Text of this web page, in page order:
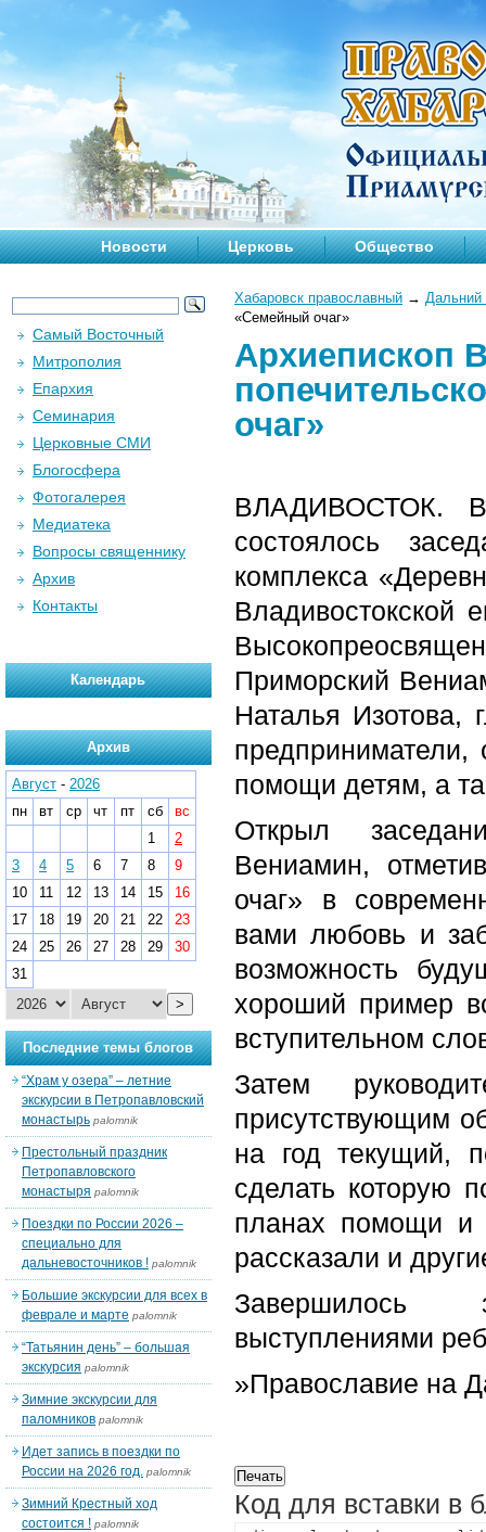
Новости Церковь Общество
Хабаровск православный → Дальний
«Семейный очаг»
Архиепископ
очаг»
ВЛАДИВОСТОК. В
состоялось
комплекса
Владивостокской
Приморский
Наталья Изотова,
предприниматели,
помощи детям, а
Открыл
Вениамин,
очаг» в
вами любовь и
возможность
хороший пример
вступительном
Затем
присутствующим
на год текущий,
сделать которую
планах помощи и
рассказали и
Завершилось
выступлениями
»Православие на
Код для вставки в
Самый Восточный
Митрополия
Епархия
Семинария
Церковные СМИ
Блогосфера
Фотогалерея
Медиатека
Вопросы священнику
Архив
Контакты
Календарь
Архив
Август - 2026
пн
вт ср чт пт сб
вс
1
2
3
4 5 6 7 8
9
10
11 12 13 14 15
16
17
18 19 20 21 22
23
24
25 26 27 28 29
30
31
>
Последние темы блогов
“Храм у озера” – летние
экскурсии в Петропавловский
монастырь palomnik
Престольный праздник
Петропавловского
монастыря palomnik
Поездки по России 2026 –
специально для
дальневосточников ! palomnik
Большие экскурсии для всех в
феврале и марте palomnik
“Татьянин день” – большая
экскурсия palomnik
Зимние экскурсии для
паломников palomnik
Идет запись в поездки по
России на 2026 год. palomnik
Зимний Крестный ход
состоится ! palomnik